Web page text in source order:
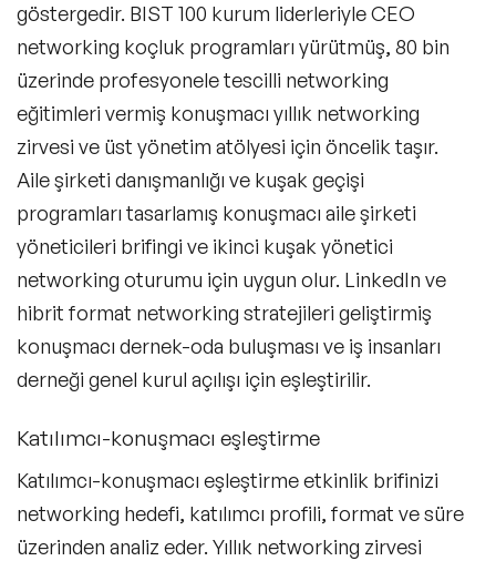
göstergedir. BIST 100 kurum liderleriyle CEO
networking koçluk programları yürütmüş, 80 bin
üzerinde profesyonele tescilli networking
eğitimleri vermiş konuşmacı yıllık networking
zirvesi ve üst yönetim atölyesi için öncelik taşır.
Aile şirketi danışmanlığı ve kuşak geçişi
programları tasarlamış konuşmacı aile şirketi
yöneticileri brifingi ve ikinci kuşak yönetici
networking oturumu için uygun olur. LinkedIn ve
hibrit format networking stratejileri geliştirmiş
konuşmacı dernek-oda buluşması ve iş insanları
derneği genel kurul açılışı için eşleştirilir.
Katılımcı-konuşmacı eşleştirme
Katılımcı-konuşmacı eşleştirme etkinlik brifinizi
networking hedefi, katılımcı profili, format ve süre
üzerinden analiz eder. Yıllık networking zirvesi